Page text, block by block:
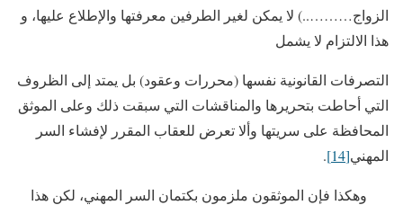
الزواج………..) لا يمكن لغير الطرفين معرفتها والإطلاع عليها، و
هذا الالتزام لا يشمل
التصرفات القانونية نفسها (محررات وعقود) بل يمتد إلى الظروف
التي أحاطت بتحريرها والمناقشات التي سبقت ذلك وعلى الموثق
المحافظة على سريتها وألا تعرض للعقاب المقرر لإفشاء السر
المهني[14]
.
وهكذا فإن الموثقون ملزمون بكتمان السر المهني، لكن هذا